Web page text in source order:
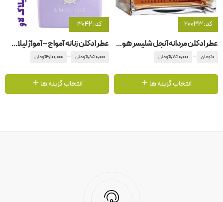
کد: 20033
عطر ادکلن مردانه آنجل شلیسر هوم اورینتال ادیشن
0تومان –
1,750,000تومان
انتخاب گزینه ها
کد: 3042
عطر ادکلن زنانه آمواج – آمواژ لیلاک لاو
1,850,000تومان –
4,100,000تومان
انتخاب گزینه ها